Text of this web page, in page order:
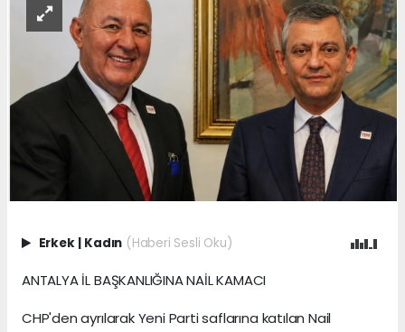
Erkek Kadın (Haberi Sesli Oku)
ANTALYA İL BAŞKANLIĞINA NAİL KAMACI
CHP'den ayrılarak Yeni Parti saflarına katılan Nail